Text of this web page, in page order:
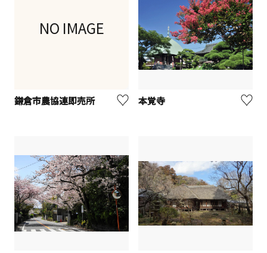
NO IMAGE
鎌倉市農協連即売所 本覚寺